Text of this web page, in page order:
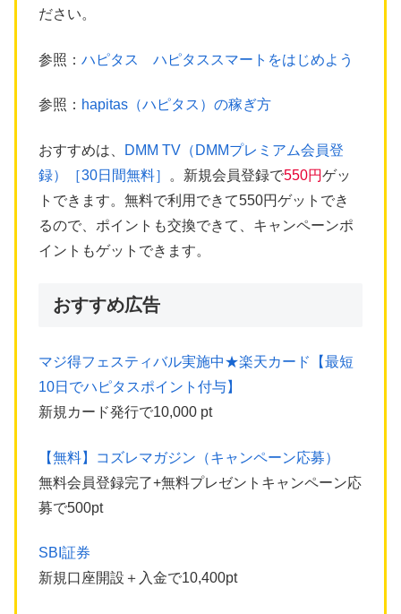
ださい。
参照： ハピタス ハピタススマートをはじめよう
参照： hapitas（ハピタス）の稼ぎ方
おすすめは、
DMM TV（DMMプレミアム会員登
録）［30日間無料］
。新規会員登録で550円ゲッ
トできます。無料で利用できて550円ゲットでき
るので、ポイントも交換できて、キャンペーンポ
イントもゲットできます。
おすすめ広告
マジ得フェスティバル実施中★楽天カード【最短
10日でハピタスポイント付与】
新規カード発行で10,000 pt
【無料】コズレマガジン（キャンペーン応募）
無料会員登録完了+無料プレゼントキャンペーン応
募で500pt
SBI証券
新規口座開設＋入金で10,400pt